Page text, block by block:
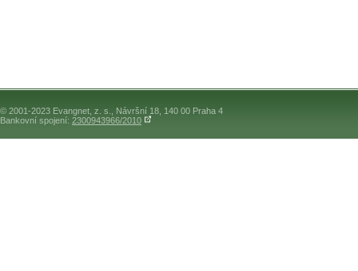
© 2001-2023 Evangnet, z. s., Návršní 18, 140 00 Praha 4
Bankovní spojení: 2300943966/2010